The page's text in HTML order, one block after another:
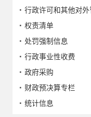
行政许可和其他对
权责清单
处罚强制信息
行政事业性收费
政府采购
财政预决算专栏
统计信息